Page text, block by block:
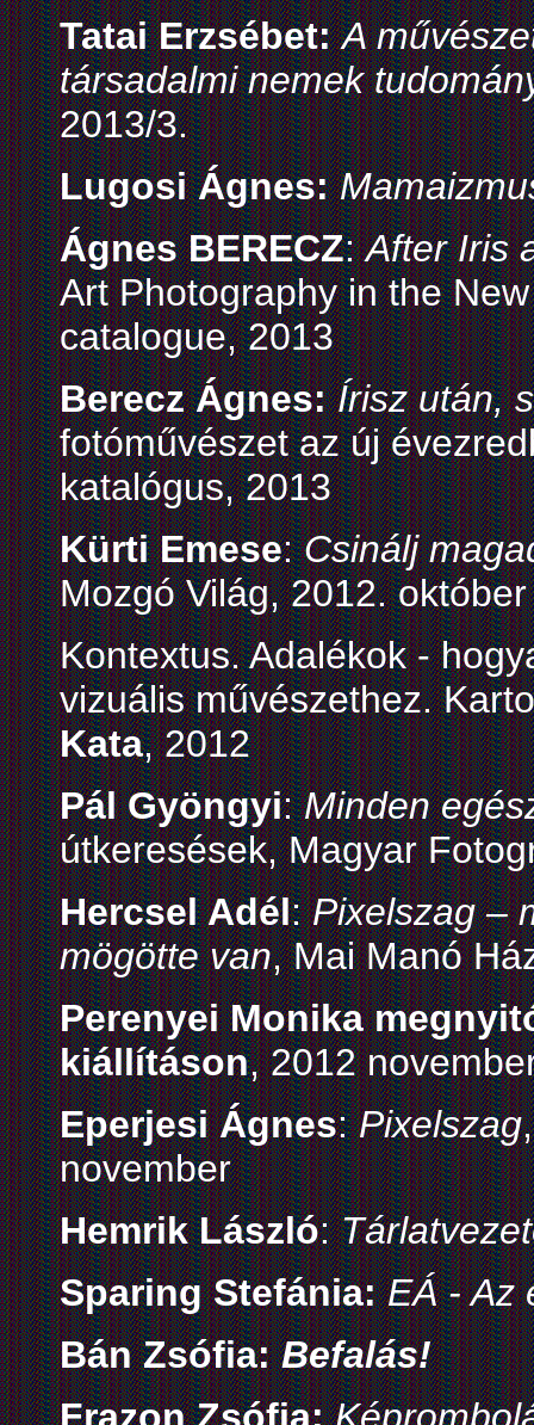
Tatai Erzsébet: A
társadalmi nemek
2013/3.
Lugosi Ágnes:
Ágnes BERECZ:After Iris
Art Photography in the
catalogue, 2013
Berecz Ágnes: Írisz után,
fotóművészet az új
katalógus, 2013
Kürti Emese:Csinálj
Mozgó Világ, 2012. október
Kontextus. Adalékok -
vizuális művészethez.
Kata, 2012
Pál Gyöngyi:Minden
útkeresések, Magyar
Hercsel Adél:Pixelszag –
mögötte van, Mai Manó
Perenyei Monika
kiállításon, 2012
Eperjesi Ágnes:Pixelszag
november
Hemrik László:
Sparing Stefánia: EÁ - Az
Bán Zsófia:Befalás!